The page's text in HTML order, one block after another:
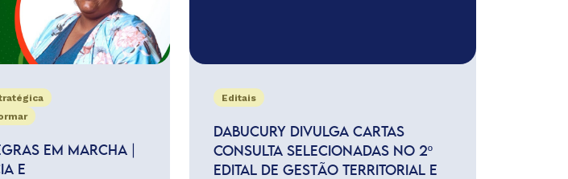
EM MARCHA |
E
Editais
DABUCURY DIVULGA CARTAS
CONSULTA SELECIONADAS NO 2º
EDITAL DE GESTÃO TERRITORIAL E